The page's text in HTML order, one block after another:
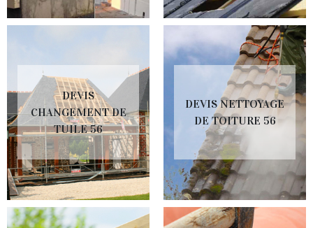
DEVIS
CHANGEMENT DE
TUILE 56
DEVIS NETTOYAGE
DE TOITURE 56